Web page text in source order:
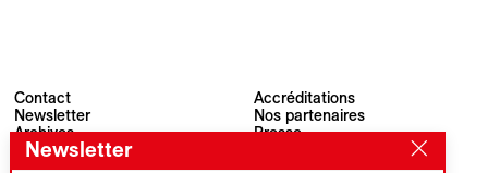
Contact
Newsletter
Archives
Accréditations
Nos partenaires
Presse
Visions du Réel
Newsletter